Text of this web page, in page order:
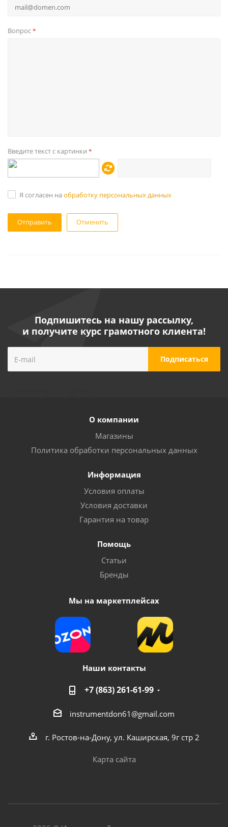
Вопрос*
Введите текст с картинки *
Я согласен на обработку персональных данных
Отменить
Подпишитесь на нашу рассылку,
и получите курс грамотного клиента!
О компании
Магазины
Политика обработки персональных данных
Информация
Условия оплаты
Условия доставки
Гарантия на товар
Помощь
Статьи
Бренды
Мы на маркетплейсах
Наши контакты
+7 (863) 261-61-99
instrumentdon61@gmail.com
г. Ростов-на-Дону, ул. Каширская, 9г стр 2
Карта сайта